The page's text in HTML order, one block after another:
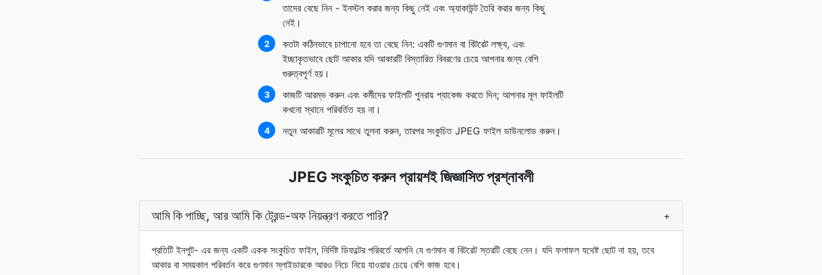
তাদের বেছে নিন - ইনস্টল করার জন্য কিছু নেই এবং অ্যাকাউন্ট তৈরি করার জন্য কিছু
নেই।
2
কতটা কঠিনভাবে চাপানো হবে তা বেছে নিন: একটি গুণমান বা বিটরেট লক্ষ্য, এবং
ইচ্ছাকৃতভাবে ছোট আকার যদি আকারটি বিস্তারিত বিবরণের চেয়ে আপনার জন্য বেশি
গুরুত্বপূর্ণ হয়।
3
কাজটি আরম্ভ করুন এবং কর্মীদের ফাইলটি পুনরায় প্যাকেজ করতে দিন; আপনার মূল ফাইলটি
কখনো স্থানে পরিবর্তিত হয় না।
4 নতুন আকারটি মূলের সাথে তুলনা করুন, তারপর সংকুচিত JPEG ফাইল ডাউনলোড করুন।
JPEG সংকুচিত করুন প্রায়শই জিজ্ঞাসিত প্রশ্নাবলী
আমি কি পাচ্ছি, আর আমি কি ট্রেন্ড-অফ নিয়ন্ত্রণ করতে পারি? +
প্রতিটি ইনপুট- এর জন্য একটি একক সংকুচিত ফাইল, নির্দিষ্ট ডিফল্টের পরিবর্তে আপনি যে গুণমান বা বিটরেট স্তরটি বেছে নেন। যদি ফলাফল যথেষ্ট ছোট না হয়, তবে
আকার বা সময়কাল পরিবর্তন করে গুণমান স্লাইডারকে আরও নিচে নিয়ে যাওয়ার চেয়ে বেশি কাজ হবে।